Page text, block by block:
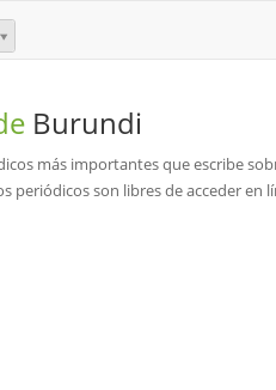
Burundi
más importantes que escribe
son libres de acceder en